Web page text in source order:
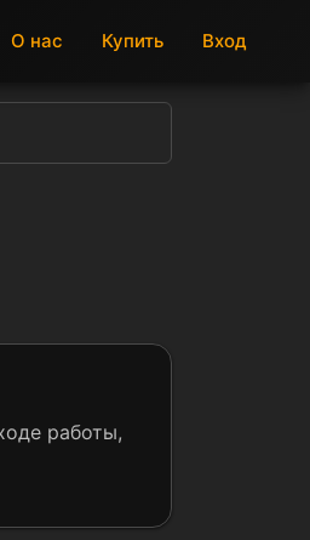
О нас Купить Вход
работы,